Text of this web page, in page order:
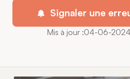
Signaler une
Mis à jour :04-06-